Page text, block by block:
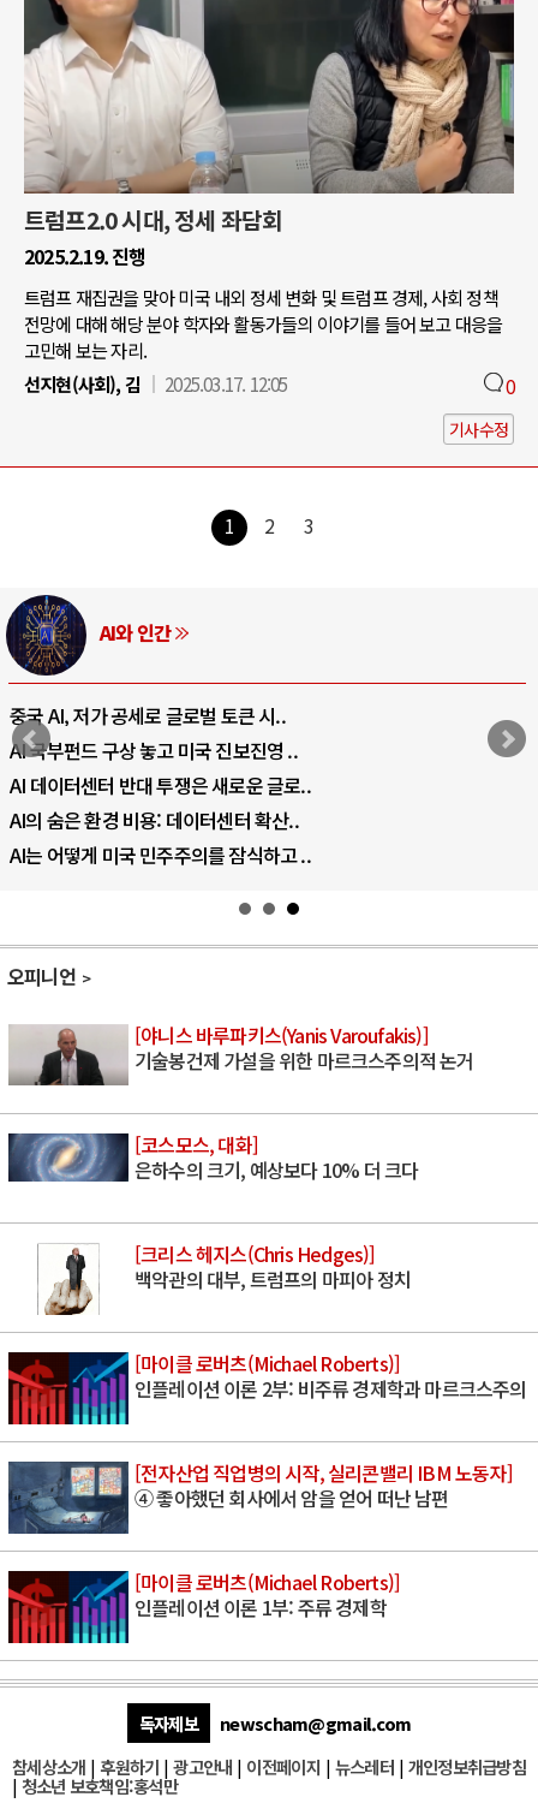
트럼프2.0 시대, 정세 좌담회
2025.2.19. 진행
트럼프 재집권을 맞아 미국 내외 정세 변화 및 트럼프 경제, 사회 정책
전망에 대해 해당 분야 학자와 활동가들의 이야기를 들어 보고 대응을
고민해 보는 자리.
선지현(사회), 김
2025.03.17. 12:05 0
기사수정
1 2 3
러시아-우크라이나 전쟁
전쟁의 추상화: 우크라이나, 대리전의 역..
EU·우크라이나 드론 협력 직후, 러시아..
나토, 우크라 군사지원 2027년까지 공..
우크라이나, 덴마크, 에스토니아, 네덜란..
러·우크라, 대규모 공습 주고받아…민간 ..
오피니언
[야니스 바루파키스(Yanis Varoufakis)]
기술봉건제 가설을 위한 마르크스주의적 논거
[코스모스, 대화]
은하수의 크기, 예상보다 10% 더 크다
[크리스 헤지스(Chris Hedges)]
백악관의 대부, 트럼프의 마피아 정치
[마이클 로버츠(Michael Roberts)]
인플레이션 이론 2부: 비주류 경제학과 마르크스주의
[전자산업 직업병의 시작, 실리콘밸리 IBM 노동자]
④ 좋아했던 회사에서 암을 얻어 떠난 남편
[마이클 로버츠(Michael Roberts)]
인플레이션 이론 1부: 주류 경제학
독자제보
newscham@gmail.com
참세상소개 | 후원하기 |광고안내 | 이전페이지 | 뉴스레터| 개인정보취급방침
| 청소년 보호책임:홍석만